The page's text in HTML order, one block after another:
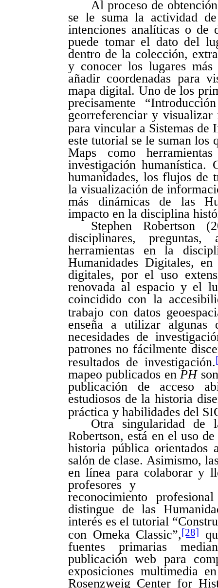
Al proceso de
se le suma la actividad
intenciones analíticas o de
puede tomar el dato del
dentro de la colección,
y conocer los lugares
añadir coordenadas para
mapa digital. Uno de los
precisamente
georreferenciar y visualizar
para vincular a Sistemas
este tutorial se le suman los
Maps como
investigación
humanidades, los flujos de
la visualización de
más dinámicas de las
impacto en la disciplina
Stephen Robertson
disciplinares,
herramientas en la
Humanidades Digitales,
digitales, por el uso
renovada al espacio y el
coincidido con la
trabajo con datos
enseña a utilizar
necesidades de
patrones no fácilmente
resultados de investigación.
mapeo publicados enPH
publicación de acceso
estudiosos de la historia
práctica y habilidades del
Otra singularidad de
Robertson, está en el uso
historia pública orientados
salón de clase. Asimismo,
en línea para colaborar y
profesores y
reconocimiento
distingue de las
interés es el tutorial
con Omeka Classic”, [28]
fuentes primarias
publicación web para
exposiciones multimedia
Rosenzweig Center for